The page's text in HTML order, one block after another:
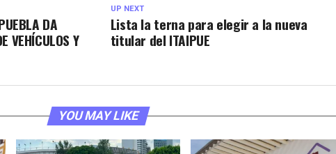
UP NEXT
Lista la terna para elegir a la nueva
titular del ITAIPUE
DA
VEHÍCULOS Y
YOU MAY LIKE